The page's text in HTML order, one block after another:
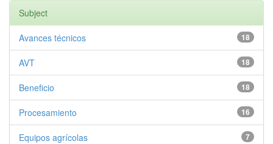
Subject
18
Avances técnicos
18
AVT
18
Beneficio
16
Procesamiento
7
Equipos agrícolas